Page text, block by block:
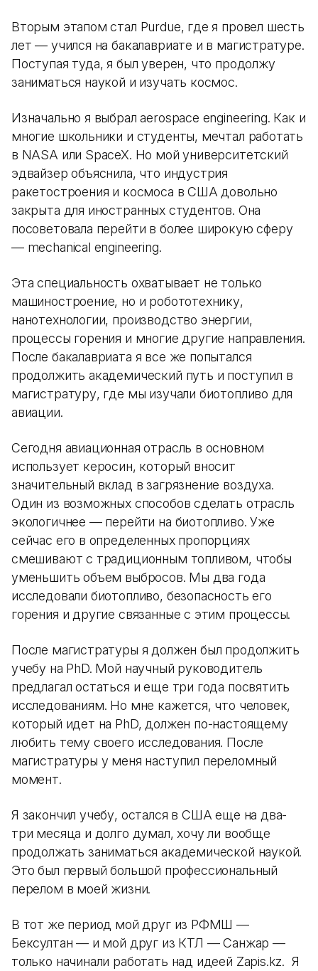
Вторым этапом стал Purdue, где я провел шесть
лет — учился на бакалавриате и в магистратуре.
Поступая туда, я был уверен, что продолжу
заниматься наукой и изучать космос.
Изначально я выбрал aerospace engineering. Как и
многие школьники и студенты, мечтал работать
в NASA или SpaceX. Но мой университетский
эдвайзер объяснила, что индустрия
ракетостроения и космоса в США довольно
закрыта для иностранных студентов. Она
посоветовала перейти в более широкую сферу
— mechanical engineering.
Эта специальность охватывает не только
машиностроение, но и робототехнику,
нанотехнологии, производство энергии,
процессы горения и многие другие направления.
После бакалавриата я все же попытался
продолжить академический путь и поступил в
магистратуру, где мы изучали биотопливо для
авиации.
Сегодня авиационная отрасль в основном
использует керосин, который вносит
значительный вклад в загрязнение воздуха.
Один из возможных способов сделать отрасль
экологичнее — перейти на биотопливо. Уже
сейчас его в определенных пропорциях
смешивают с традиционным топливом, чтобы
уменьшить объем выбросов. Мы два года
исследовали биотопливо, безопасность его
горения и другие связанные с этим процессы.
После магистратуры я должен был продолжить
учебу на PhD. Мой научный руководитель
предлагал остаться и еще три года посвятить
исследованиям. Но мне кажется, что человек,
который идет на PhD, должен по-настоящему
любить тему своего исследования. После
магистратуры у меня наступил переломный
момент.
Я закончил учебу, остался в США еще на два-
три месяца и долго думал, хочу ли вообще
продолжать заниматься академической наукой.
Это был первый большой профессиональный
перелом в моей жизни.
В тот же период мой друг из РФМШ —
Бексултан — и мой друг из КТЛ — Санжар —
только начинали работать над идеей Zapis.kz. Я